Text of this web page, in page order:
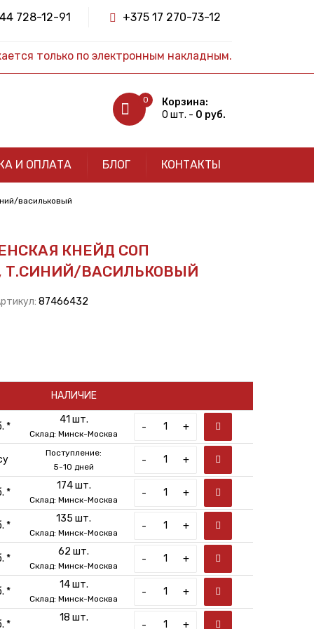
728-12-91 +375 17 270-73-12
только по электронным накладным.
0
Корзина:
0 шт. - 0 руб.
И ОПЛАТА БЛОГ КОНТАКТЫ
васильковый
КНЕЙД СОП
Т.СИНИЙ/ВАСИЛЬКОВЫЙ
87466432
НАЛИЧИЕ
*
41 шт.
Склад: Минск-Москва
- +
Поступление:
5-10 дней
- +
*
174 шт.
Склад: Минск-Москва
- +
*
135 шт.
Склад: Минск-Москва
- +
*
62 шт.
Склад: Минск-Москва
- +
*
14 шт.
Склад: Минск-Москва
- +
*
18 шт.
- +